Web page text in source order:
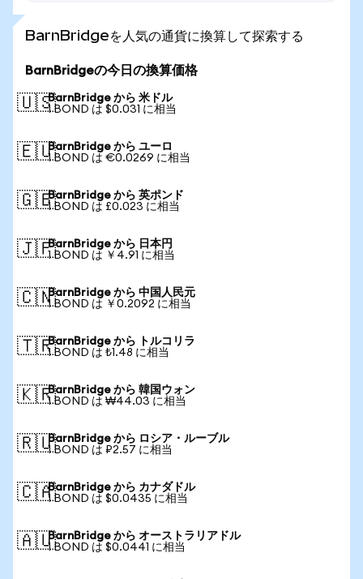
BarnBridgeを人気の通貨に換算して探索する
BarnBridgeの今日の換算価格
🇺🇸BarnBridge から 米ドル
1 BOND は $0.031 に相当
🇪🇺BarnBridge から ユーロ
1 BOND は €0.0269 に相当
🇬🇧BarnBridge から 英ポンド
1 BOND は £0.023 に相当
🇯🇵BarnBridge から 日本円
1 BOND は ￥4.91 に相当
🇨🇳BarnBridge から 中国人民元
1 BOND は ￥0.2092 に相当
🇹🇷BarnBridge から トルコリラ
1 BOND は ₺1.48 に相当
🇰🇷BarnBridge から 韓国ウォン
1 BOND は ₩44.03 に相当
🇷🇺BarnBridge から ロシア・ルーブル
1 BOND は ₽2.57 に相当
🇨🇦BarnBridge から カナダドル
1 BOND は $0.0435 に相当
🇦🇺BarnBridge から オーストラリアドル
1 BOND は $0.0441 に相当